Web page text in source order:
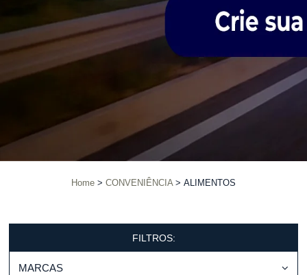
Home CONVENIÊNCIA ALIMENTOS
FILTROS:
MARCAS